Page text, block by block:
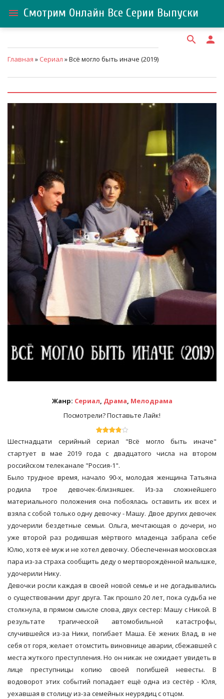
menu Смотрим Онлайн Все Серии Выпуски
search person
Главная » Сериал » Всё могло быть иначе (2019)
Жанр: Сериал, Драма, Мелодрама
Посмотрели? Поставьте Лайк!
Шестнадцати серийный сериал "Всё могло быть иначе"
стартует в мае 2019 года с двадцатого числа на втором
российском телеканале "Россия-1".
Было трудное время, начало 90-х, молодая женщина Татьяна
родила трое девочек-близняшек. Из-за сложнейшего
материального положения она побоялась оставить их всех и
взяла с собой только одну девочку - Машу. Двое других девочек
удочерили бездетные семьи. Ольга, мечтающая о дочери, но
уже второй раз родившая мёртвого младенца забрала себе
Юлю, хотя её муж и не хотел девочку. Обеспеченная московская
пара из-за страха сообщить деду о мертворождённой малышке,
удочерили Нику.
Девочки росли каждая в своей новой семье и не догадывались
о существовании друг друга. Так прошло 20 лет, пока судьба не
столкнула, в прямом смысле слова, двух сестер: Машу с Никой. В
результате трагической автомобильной катастрофы,
случившейся из-за Ники, погибает Маша. Её жених Влад, в не
себя от горя, желает отомстить виновнице аварии, сбежавшей с
места жуткого преступления. Но он никак не ожидает увидеть в
лице преступницы копию своей погибшей невесты. В
водоворот этих событий попадает ещё одна из сестёр - Юля,
уехавшая в столицу из-за семейных неурядиц с отцом.